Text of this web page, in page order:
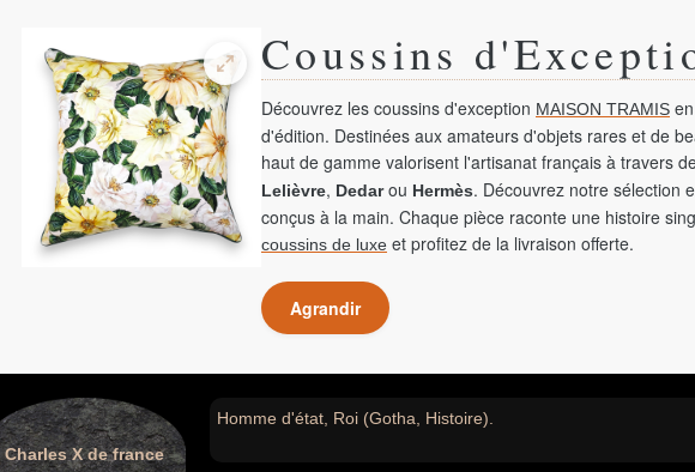
Coussins
Découvrez les coussins d'exception MAISON TRAMIS
d'édition. Destinées aux amateurs d'objets rares et de
haut de gamme valorisent l'artisanat français à travers
Lelièvre, Dedarou Hermès. Découvrez notre sélection
conçus à la main. Chaque pièce raconte une histoire
coussins de luxe et profitez de la livraison offerte.
Agrandir
Charles X de france
Homme d'état, Roi (Gotha, Histoire).